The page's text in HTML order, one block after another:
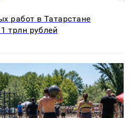
работ в Татарстане
трлн рублей